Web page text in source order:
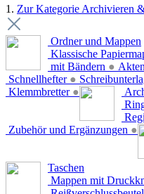
1. Zur Kategorie Archivieren
Ordner und Mappen
Klassische
mit Bändern ●
Schnellhefter ●
Klemmbretter ●
Zubehör und Ergänzungen ●
Taschen
Mappen mit